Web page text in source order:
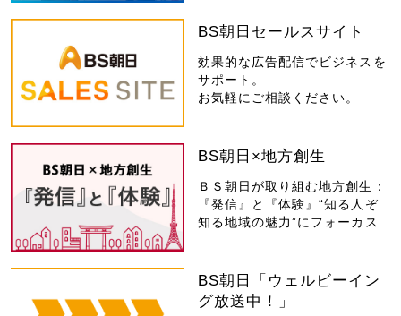
BS朝日セールスサイト
効果的な広告配信でビジネスを
サポート。
お気軽にご相談ください。
BS朝日×地方創生
ＢＳ朝日が取り組む地方創生：
『発信』と『体験』“知る人ぞ
知る地域の魅力”にフォーカス
BS朝日「ウェルビーイン
グ放送中！」